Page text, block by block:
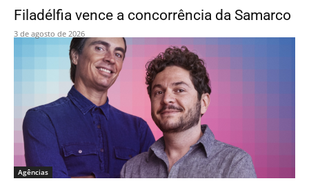
Filadélfia vence a concorrência da Samarco
3 de agosto de 2026
Agências